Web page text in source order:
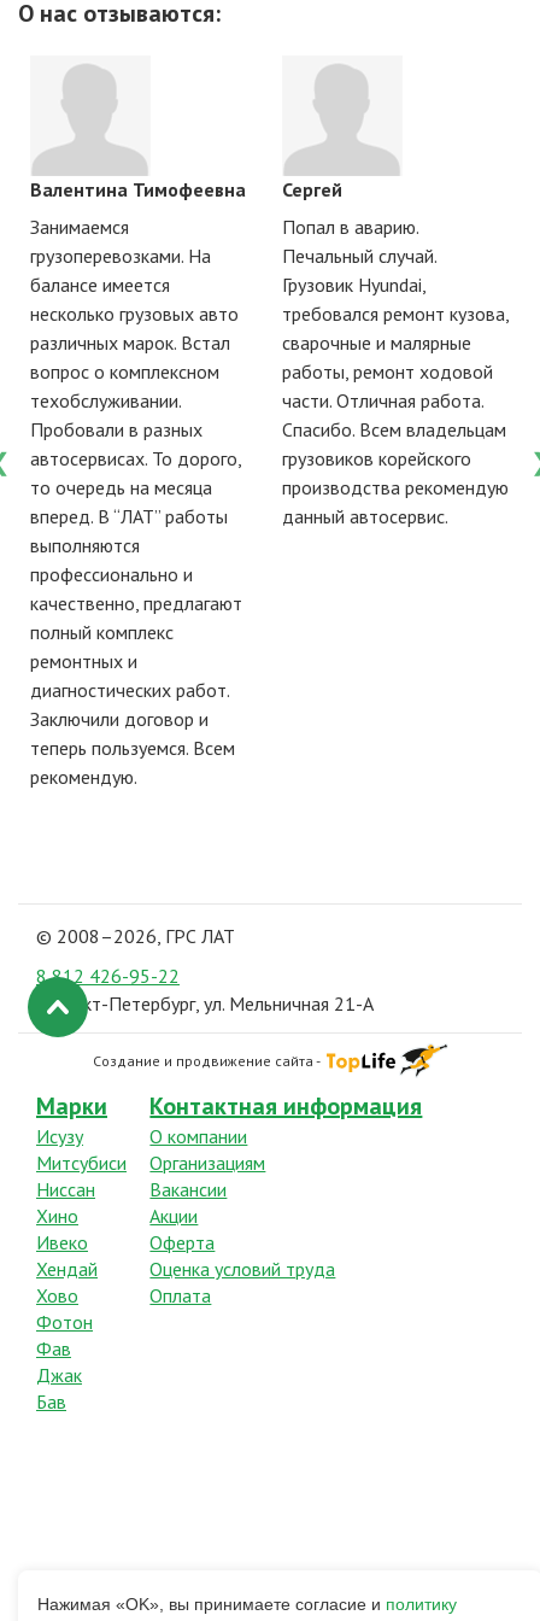
аутригеров грузовиков должен проводить
грузовой машины с манипулятором или эвакуатором
заметили подтеки гидравлики, неправильное
выдвигание или вибрацию - требуется быстрый
ремонт аутригеров.
О нас отзываются:
Валентина Тимофеевна
Занимаемся
грузоперевозками. На
балансе имеется
несколько грузовых авто
различных марок. Встал
вопрос о комплексном
техобслуживании.
Пробовали в разных
автосервисах. То дорого,
то очередь на месяца
вперед. В “ЛАТ” работы
выполняются
профессионально и
качественно, предлагают
полный комплекс
ремонтных и
диагностических работ.
Заключили договор и
теперь пользуемся. Всем
рекомендую.
Сергей
Попал в аварию.
Печальный случай.
Грузовик Hyundai,
требовался ремонт кузова,
сварочные и малярные
работы, ремонт ходовой
части. Отличная работа.
Спасибо. Всем владельцам
грузовиков корейского
производства рекомендую
данный автосервис.
Марки
Исузу
Митсубиси
Ниссан
Хино
Ивеко
Хендай
Хово
Фотон
Фав
Джак
Бав
Контактная информация
О компании
Организациям
Вакансии
Акции
Оферта
Оценка условий труда
Оплата
© 2008–2026, ГРС ЛАТ
8 812 426-95-22
Санкт-Петербург, ул. Мельничная 21-А
Создание и продвижение сайта -
Нажимая «OK», вы принимаете согласие и политику